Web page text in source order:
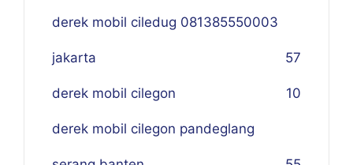
derek mobil ciledug 081385550003
jakarta 57
derek mobil cilegon 10
derek mobil cilegon pandeglang